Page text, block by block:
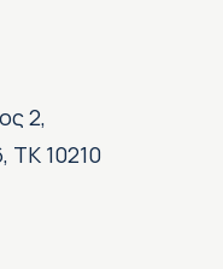
2,
ΤΚ 10210